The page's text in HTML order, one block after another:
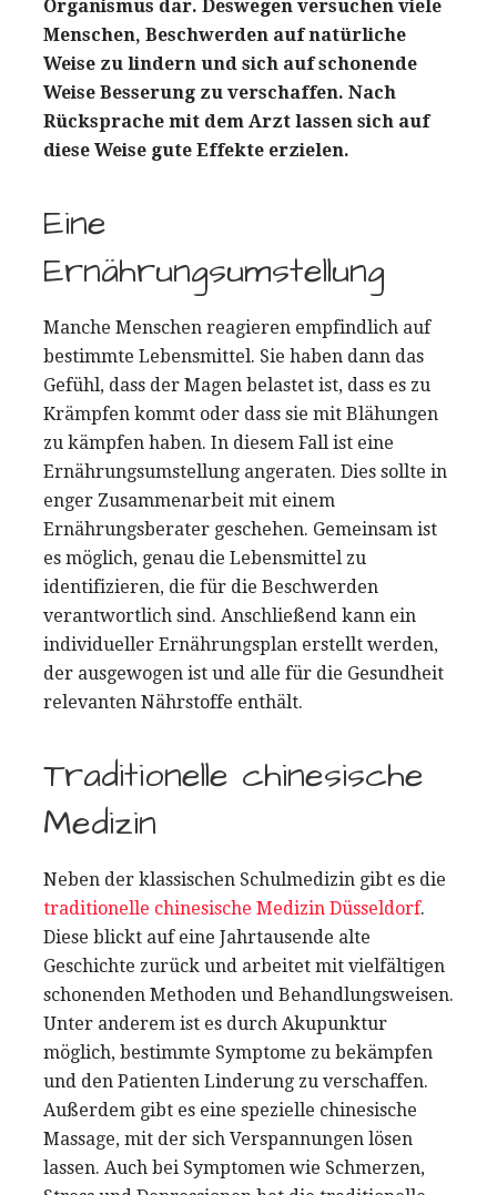
Organismus dar. Deswegen versuchen viele
Menschen, Beschwerden auf natürliche
Weise zu lindern und sich auf schonende
Weise Besserung zu verschaffen. Nach
Rücksprache mit dem Arzt lassen sich auf
diese Weise gute Effekte erzielen.
Eine
Ernährungsumstellung
Manche Menschen reagieren empfindlich auf
bestimmte Lebensmittel. Sie haben dann das
Gefühl, dass der Magen belastet ist, dass es zu
Krämpfen kommt oder dass sie mit Blähungen
zu kämpfen haben. In diesem Fall ist eine
Ernährungsumstellung angeraten. Dies sollte in
enger Zusammenarbeit mit einem
Ernährungsberater geschehen. Gemeinsam ist
es möglich, genau die Lebensmittel zu
identifizieren, die für die Beschwerden
verantwortlich sind. Anschließend kann ein
individueller Ernährungsplan erstellt werden,
der ausgewogen ist und alle für die Gesundheit
relevanten Nährstoffe enthält.
Traditionelle chinesische
Medizin
Neben der klassischen Schulmedizin gibt es die
traditionelle chinesische Medizin Düsseldorf.
Diese blickt auf eine Jahrtausende alte
Geschichte zurück und arbeitet mit vielfältigen
schonenden Methoden und Behandlungsweisen.
Unter anderem ist es durch Akupunktur
möglich, bestimmte Symptome zu bekämpfen
und den Patienten Linderung zu verschaffen.
Außerdem gibt es eine spezielle chinesische
Massage, mit der sich Verspannungen lösen
lassen. Auch bei Symptomen wie Schmerzen,